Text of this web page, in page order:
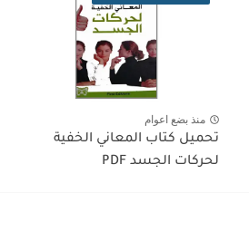
منذ بضع اعوام
تحميل كتاب المعاني الخفية
لحركات الجسد PDF